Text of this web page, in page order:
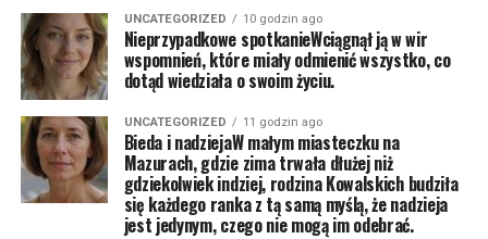
UNCATEGORIZED 10 godzin ago
Nieprzypadkowe spotkanieWciągnął ją w wir
wspomnień, które miały odmienić wszystko, co
dotąd wiedziała o swoim życiu.
UNCATEGORIZED 11 godzin ago
Bieda i nadziejaW małym miasteczku na
Mazurach, gdzie zima trwała dłużej niż
gdziekolwiek indziej, rodzina Kowalskich budziła
się każdego ranka z tą samą myślą, że nadzieja
jest jedynym, czego nie mogą im odebrać.